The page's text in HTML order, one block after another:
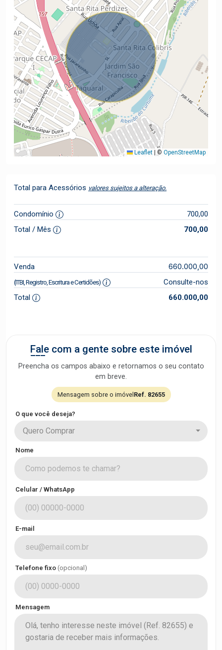
Leaflet © OpenStreetMap
Total para Acessórios valores sujeitos a alteração.
Condomínio
700,00
Total / Mês
700,00
Venda 660.000,00
(ITBI, Registro, Escritura e Certidões)
Consulte-nos
Total
660.000,00
Fale com a gente sobre este imóvel
Preencha os campos abaixo e retornamos o seu contato
em breve.
Mensagem sobre o imóvel Ref. 82655
O que você deseja?
Quero Comprar
Nome
Celular / WhatsApp
E-mail
Telefone fixo (opcional)
Mensagem